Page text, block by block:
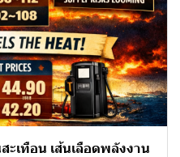
ะเทือน เส้นเลือดพลังงาน